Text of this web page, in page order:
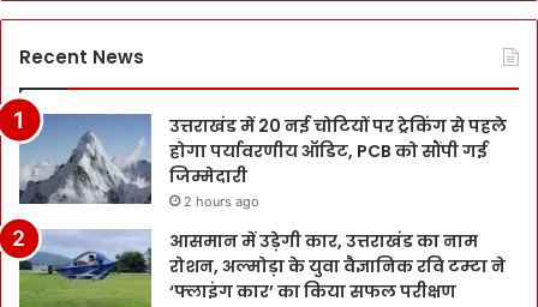
Recent News
उत्तराखंड में 20 नई चोटियों पर ट्रेकिंग से पहले
होगा पर्यावरणीय ऑडिट, PCB को सौंपी गई
जिम्मेदारी
2 hours ago
आसमान में उड़ेगी कार, उत्तराखंड का नाम
रोशन, अल्मोड़ा के युवा वैज्ञानिक रवि टम्टा ने
‘फ्लाइंग कार’ का किया सफल परीक्षण